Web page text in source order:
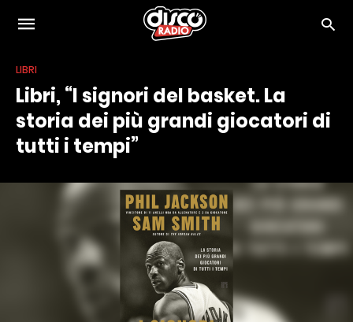
LIBRI
Libri, “I signori del basket. La
storia dei più grandi giocatori di
tutti i tempi”